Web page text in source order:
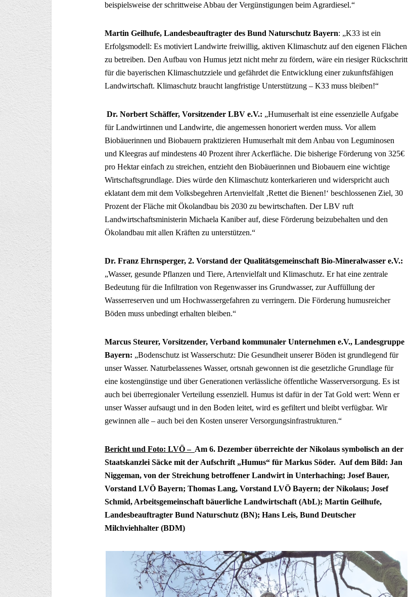
beispielsweise der schrittweise Abbau der Vergünstigungen beim Agrardiesel.“
Martin Geilhufe, Landesbeauftragter des Bund Naturschutz Bayern: „K33 ist ein
Erfolgsmodell: Es motiviert Landwirte freiwillig, aktiven Klimaschutz auf den eigenen Flächen
zu betreiben. Den Aufbau von Humus jetzt nicht mehr zu fördern, wäre ein riesiger Rückschritt
für die bayerischen Klimaschutzziele und gefährdet die Entwicklung einer zukunftsfähigen
Landwirtschaft. Klimaschutz braucht langfristige Unterstützung – K33 muss bleiben!“
Dr. Norbert Schäffer, Vorsitzender LBV e.V.: „Humuserhalt ist eine essenzielle Aufgabe
für Landwirtinnen und Landwirte, die angemessen honoriert werden muss. Vor allem
Biobäuerinnen und Biobauern praktizieren Humuserhalt mit dem Anbau von Leguminosen
und Kleegras auf mindestens 40 Prozent ihrer Ackerfläche. Die bisherige Förderung von 325€
pro Hektar einfach zu streichen, entzieht den Biobäuerinnen und Biobauern eine wichtige
Wirtschaftsgrundlage. Dies würde den Klimaschutz konterkarieren und widerspricht auch
eklatant dem mit dem Volksbegehren Artenvielfalt ‚Rettet die Bienen!‘ beschlossenen Ziel, 30
Prozent der Fläche mit Ökolandbau bis 2030 zu bewirtschaften. Der LBV ruft
Landwirtschaftsministerin Michaela Kaniber auf, diese Förderung beizubehalten und den
Ökolandbau mit allen Kräften zu unterstützen.“
Dr. Franz Ehrnsperger, 2. Vorstand der Qualitätsgemeinschaft Bio-Mineralwasser e.V.:
„Wasser, gesunde Pflanzen und Tiere, Artenvielfalt und Klimaschutz. Er hat eine zentrale
Bedeutung für die Infiltration von Regenwasser ins Grundwasser, zur Auffüllung der
Wasserreserven und um Hochwassergefahren zu verringern. Die Förderung humusreicher
Böden muss unbedingt erhalten bleiben.“
Marcus Steurer, Vorsitzender, Verband kommunaler Unternehmen e.V., Landesgruppe
Bayern: „Bodenschutz ist Wasserschutz: Die Gesundheit unserer Böden ist grundlegend für
unser Wasser. Naturbelassenes Wasser, ortsnah gewonnen ist die gesetzliche Grundlage für
eine kostengünstige und über Generationen verlässliche öffentliche Wasserversorgung. Es ist
auch bei überregionaler Verteilung essenziell. Humus ist dafür in der Tat Gold wert: Wenn er
unser Wasser aufsaugt und in den Boden leitet, wird es gefiltert und bleibt verfügbar. Wir
gewinnen alle – auch bei den Kosten unserer Versorgungsinfrastrukturen.“
Bericht und Foto: LVÖ – Am 6. Dezember überreichte der Nikolaus symbolisch an der
Staatskanzlei Säcke mit der Aufschrift „Humus“ für Markus Söder. Auf dem Bild: Jan
Niggeman, von der Streichung betroffener Landwirt in Unterhaching; Josef Bauer,
Vorstand LVÖ Bayern; Thomas Lang, Vorstand LVÖ Bayern; der Nikolaus; Josef
Schmid, Arbeitsgemeinschaft bäuerliche Landwirtschaft (AbL); Martin Geilhufe,
Landesbeauftragter Bund Naturschutz (BN); Hans Leis, Bund Deutscher
Milchviehhalter (BDM)